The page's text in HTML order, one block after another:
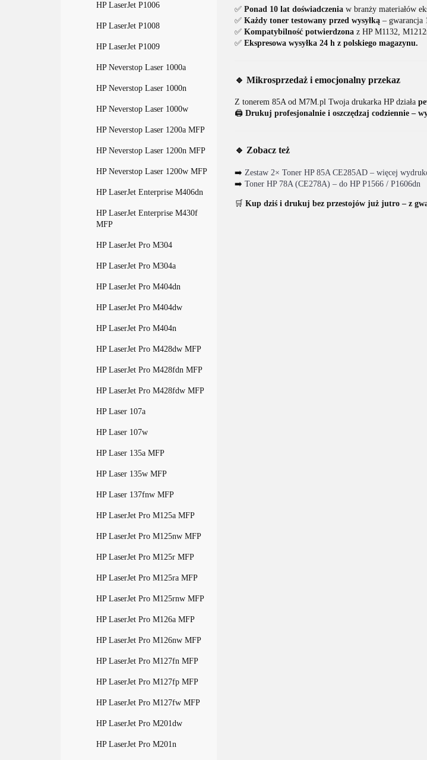
HP LaserJet P1006
HP LaserJet P1008
HP LaserJet P1009
HP Neverstop Laser 1000a
HP Neverstop Laser 1000n
HP Neverstop Laser 1000w
HP Neverstop Laser 1200a MFP
HP Neverstop Laser 1200n MFP
HP Neverstop Laser 1200w MFP
HP LaserJet Enterprise M406dn
HP LaserJet Enterprise M430f
MFP
HP LaserJet Pro M304
HP LaserJet Pro M304a
HP LaserJet Pro M404dn
HP LaserJet Pro M404dw
HP LaserJet Pro M404n
HP LaserJet Pro M428dw MFP
HP LaserJet Pro M428fdn MFP
HP LaserJet Pro M428fdw MFP
HP Laser 107a
HP Laser 107w
HP Laser 135a MFP
HP Laser 135w MFP
HP Laser 137fnw MFP
HP LaserJet Pro M125a MFP
HP LaserJet Pro M125nw MFP
HP LaserJet Pro M125r MFP
HP LaserJet Pro M125ra MFP
HP LaserJet Pro M125rnw MFP
HP LaserJet Pro M126a MFP
HP LaserJet Pro M126nw MFP
HP LaserJet Pro M127fn MFP
HP LaserJet Pro M127fp MFP
HP LaserJet Pro M127fw MFP
HP LaserJet Pro M201dw
HP LaserJet Pro M201n
✅ Ponad 10 lat doświadczeniaw branży materiałów
✅ Każdy toner testowany przed wysyłką– gwarancja
✅ Kompatybilność potwierdzonaz HP M1132,
✅ Ekspresowa wysyłka 24 h z polskiego magazynu.
🔹 Mikrosprzedaż i emocjonalny przekaz
Z tonerem 85A od M7M.pl Twoja drukarka HP działa
🖨️ Drukuj profesjonalnie i oszczędzaj codziennie –
🔹 Zobacz też
➡️ Zestaw 2× Toner HP 85A CE285AD – więcej
➡️ Toner HP 78A (CE278A) – do HP P1566 / P1606dn
🛒 Kup dziś i drukuj bez przestojów już jutro – z